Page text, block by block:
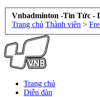
Vnbadminton -Tin Tức -
Trang chủ Thành viên >
Trang chủ
Diễn đàn